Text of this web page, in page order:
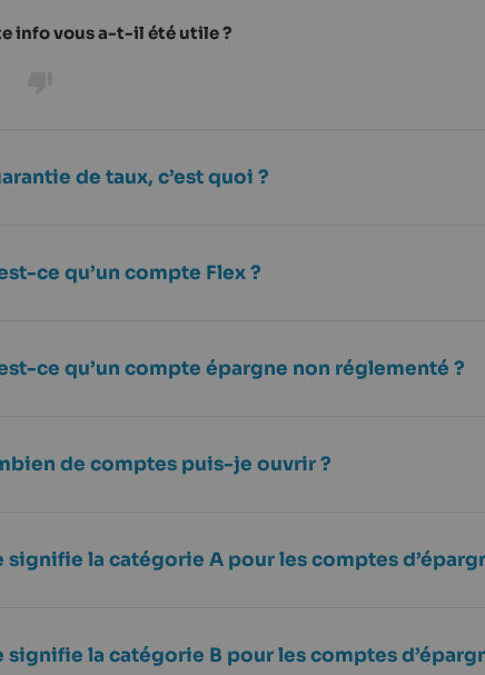
info vous a-t-il été utile ?
de taux, c’est quoi ?
ce qu’un compte Flex ?
ce qu’un compte épargne non réglementé ?
de comptes puis-je ouvrir ?
signifie la catégorie A pour les comptes
signifie la catégorie B pour les comptes